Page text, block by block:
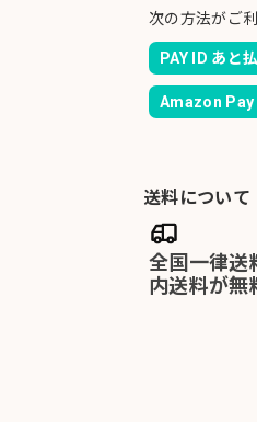
次の方法がご
PAY ID あと
Amazon Pay
送料について
全国一律送
内送料が無